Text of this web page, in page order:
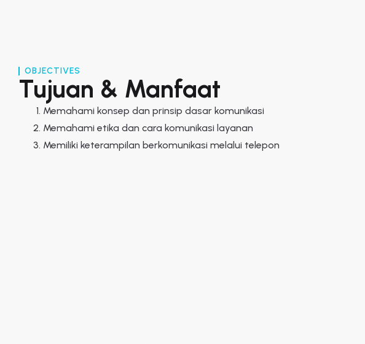
OBJECTIVES
Tujuan & Manfaat
Memahami konsep dan prinsip dasar komunikasi
Memahami etika dan cara komunikasi layanan
Memiliki keterampilan berkomunikasi melalui telepon